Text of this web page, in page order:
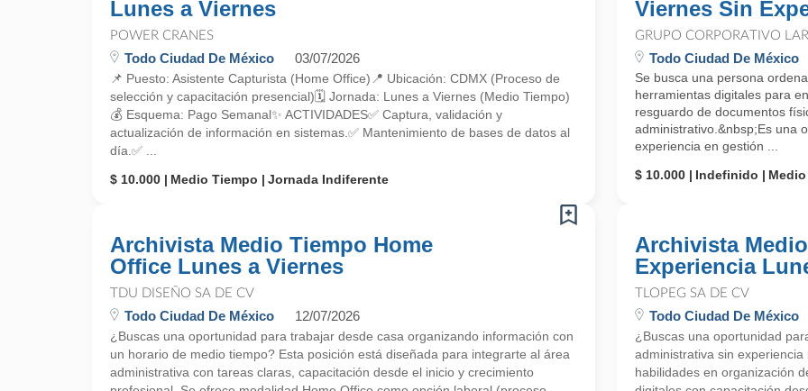
Lunes a Viernes
POWER CRANES
Todo Ciudad De México 03/07/2026
📌 Puesto: Asistente Capturista (Home Office)📍 Ubicación: CDMX (Proceso de
selección y capacitación presencial)🗓 Jornada: Lunes a Viernes (Medio Tiempo)
💰 Esquema: Pago Semanal✨ ACTIVIDADES✅ Captura, validación y
actualización de información en sistemas.✅ Mantenimiento de bases de datos al
día.✅ ...
$ 10.000
Medio Tiempo Jornada Indiferente
Viernes Sin
GRUPO CORPORATIVO
Todo Ciudad De México
Se busca una persona
herramientas digitales para
resguardo de documentos
administrativo.&nbsp;Es una
experiencia en gestión ...
$ 10.000
Indefinido
Archivista Medio Tiempo Home
Office Lunes a Viernes
TDU DISEÑO SA DE CV
Todo Ciudad De México 12/07/2026
¿Buscas una oportunidad para trabajar desde casa organizando información con
un horario de medio tiempo? Esta posición está diseñada para integrarte al área
administrativa con tareas claras, capacitación desde el inicio y crecimiento
Archivista
Experiencia
TLOPEG SA DE CV
Todo Ciudad De México
¿Buscas una oportunidad
administrativa sin
habilidades en organización